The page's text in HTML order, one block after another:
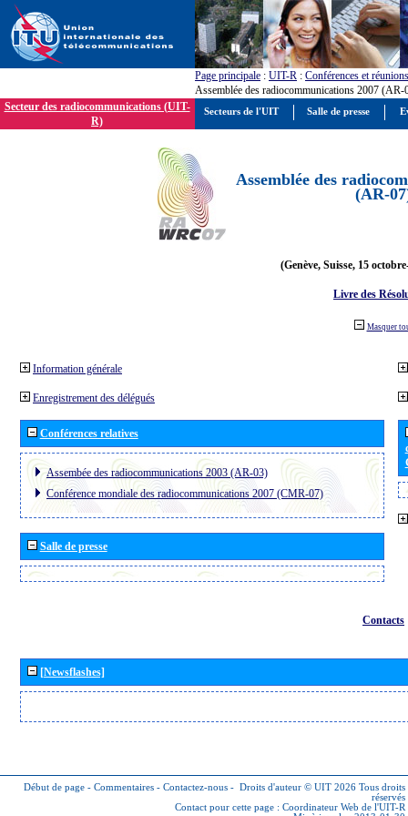
Page principale : UIT-R : Conférences et réunions
Assemblée des radiocommunications 2007 (AR-
Secteur des radiocommunications (UIT-
R)
Assemblée des
(AR-
(Genève, Suisse, 15
Livre des
Masquer
Information générale
Enregistrement des délégués
Conférences relatives
Assembée des radiocommunications 2003 (AR-03)
Conférence mondiale des radiocommunications 2007 (CMR-07)
Salle de presse
Contacts
[Newsflashes]
Début de page - Commentaires - Contactez-nous - Droits d'auteur © UIT 2026 Tous droits
réservés
Contact pour cette page : Coordinateur Web de l'UIT-R
Secteurs de l'UIT Salle de presse